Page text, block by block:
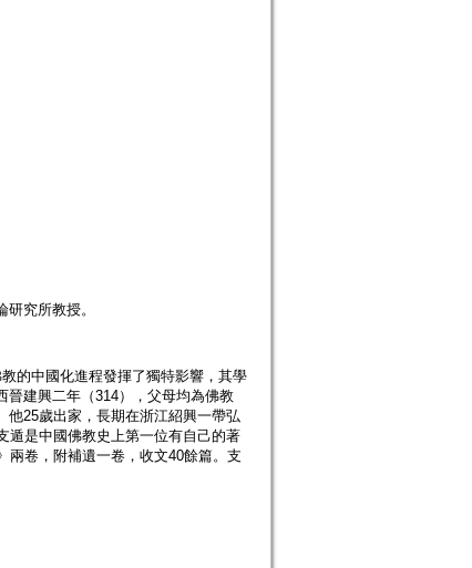
究所教授。
的中國化進程發揮了獨特影響，其學
晉建興二年（314），父母均為佛教
他25歲出家，長期在浙江紹興一帶弘
遁是中國佛教史上第一位有自己的著
兩卷，附補遺一卷，收文40餘篇。支